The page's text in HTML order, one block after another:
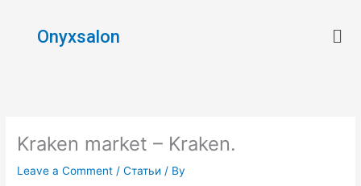
contentOnyxsalon
Kraken market – Kraken.
Leave a Comment /Статьи / By